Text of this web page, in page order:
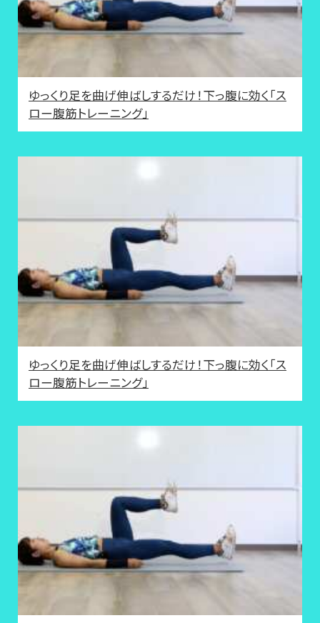
ゆっくり足を曲げ伸ばしするだけ！下っ腹に効く「ス
ロー腹筋トレーニング」
ゆっくり足を曲げ伸ばしするだけ！下っ腹に効く「ス
ロー腹筋トレーニング」